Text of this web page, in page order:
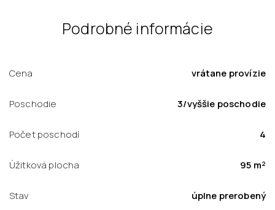
Podrobné informácie
Cena vrátane provízie
Poschodie 3/vyššie poschodie
Počet poschodí 4
Úžitková plocha 95 m²
Stav úplne prerobený